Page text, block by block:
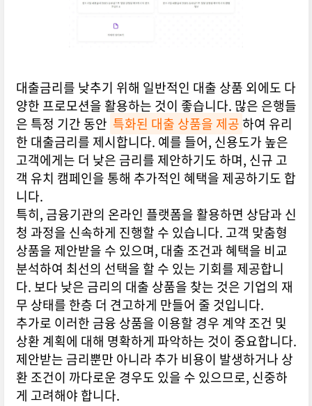
대출금리를 낮추기 위해 일반적인 대출 상품 외에도 다
양한 프로모션을 활용하는 것이 좋습니다. 많은 은행들
은 특정 기간 동안 특화된 대출 상품을 제공하여 유리
한 대출금리를 제시합니다. 예를 들어, 신용도가 높은
고객에게는 더 낮은 금리를 제안하기도 하며, 신규 고
객 유치 캠페인을 통해 추가적인 혜택을 제공하기도 합
니다.
특히, 금융기관의 온라인 플랫폼을 활용하면 상담과 신
청 과정을 신속하게 진행할 수 있습니다. 고객 맞춤형
상품을 제안받을 수 있으며, 대출 조건과 혜택을 비교
분석하여 최선의 선택을 할 수 있는 기회를 제공합니
다. 보다 낮은 금리의 대출 상품을 찾는 것은 기업의 재
무 상태를 한층 더 견고하게 만들어 줄 것입니다.
추가로 이러한 금융 상품을 이용할 경우 계약 조건 및
상환 계획에 대해 명확하게 파악하는 것이 중요합니다.
제안받는 금리뿐만 아니라 추가 비용이 발생하거나 상
환 조건이 까다로운 경우도 있을 수 있으므로, 신중하
게 고려해야 합니다.